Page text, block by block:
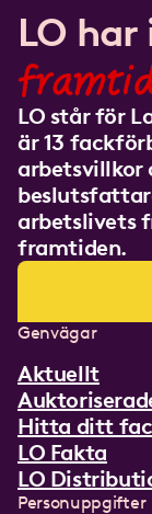
LO
LO står för
är 13
arbetsvillkor
arbetslivets
framtiden.
Genvägar
Aktuellt
Hitta ditt
LO Fakta
LO
Personuppgifter